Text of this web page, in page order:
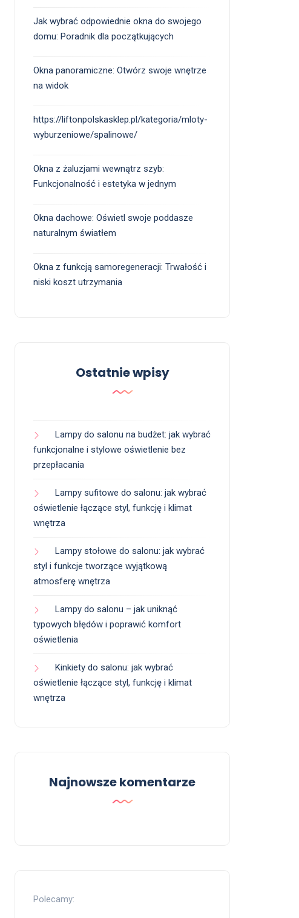
Jak wybrać odpowiednie okna do swojego
domu: Poradnik dla początkujących
Okna panoramiczne: Otwórz swoje wnętrze
na widok
https://liftonpolskasklep.pl/kategoria/mloty-
wyburzeniowe/spalinowe/
Okna z żaluzjami wewnątrz szyb:
Funkcjonalność i estetyka w jednym
Okna dachowe: Oświetl swoje poddasze
naturalnym światłem
Okna z funkcją samoregeneracji: Trwałość i
niski koszt utrzymania
Ostatnie wpisy
Lampy do salonu na budżet: jak wybrać
funkcjonalne i stylowe oświetlenie bez
przepłacania
Lampy sufitowe do salonu: jak wybrać
oświetlenie łączące styl, funkcję i klimat
wnętrza
Lampy stołowe do salonu: jak wybrać
styl i funkcje tworzące wyjątkową
atmosferę wnętrza
Lampy do salonu – jak uniknąć
typowych błędów i poprawić komfort
oświetlenia
Kinkiety do salonu: jak wybrać
oświetlenie łączące styl, funkcję i klimat
wnętrza
Najnowsze komentarze
Polecamy: